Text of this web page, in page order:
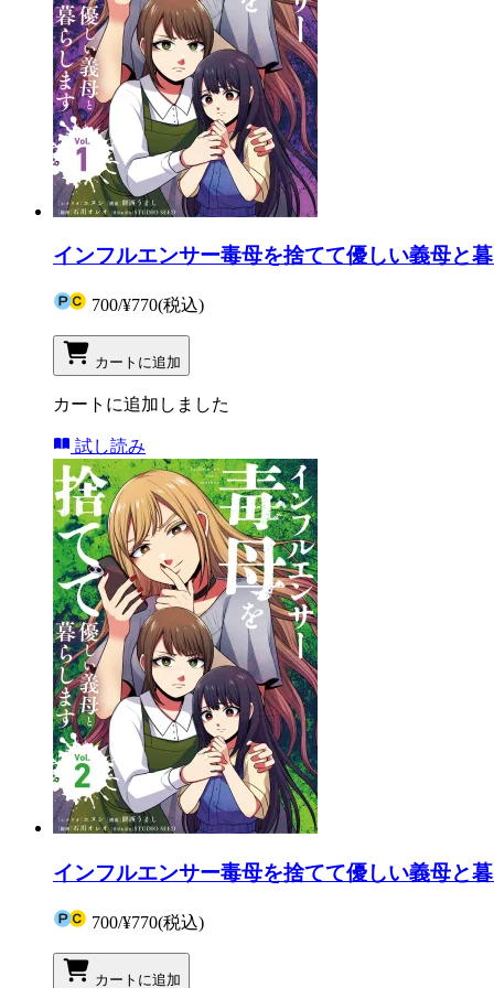
インフルエンサー毒母を捨てて優しい義母と
700/¥770(税込)
カートに追加
カートに追加しました
試し読み
インフルエンサー毒母を捨てて優しい義母と
700/¥770(税込)
カートに追加